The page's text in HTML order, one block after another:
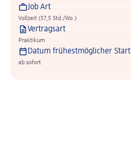
Job Art
Vollzeit (37,5 Std./Wo.)
Vertragsart
Praktikum
Datum frühestmöglicher Start
ab sofort